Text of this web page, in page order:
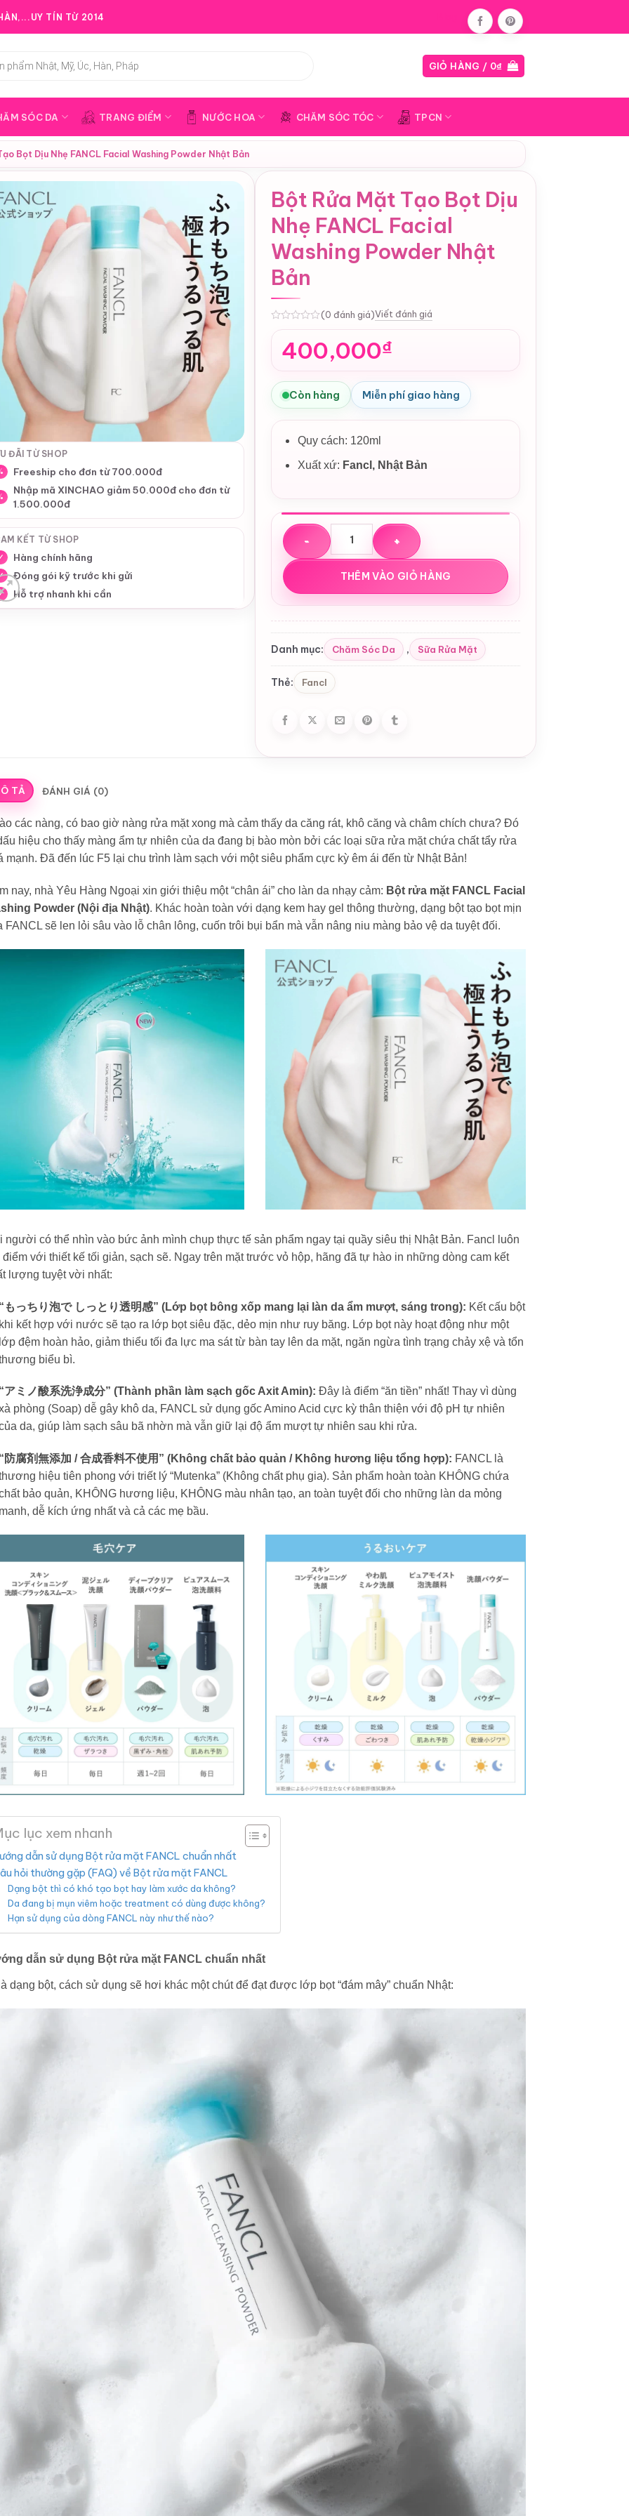
TÍN TỪ 2014
GIỎ HÀNG / 0₫
SÓC DA TRANG ĐIỂM NƯỚC HOA CHĂM SÓC TÓC TPCN
Bọt Dịu Nhẹ FANCL Facial Washing Powder Nhật Bản
ĐÃI TỪ SHOP
Freeship cho đơn từ 700.000đ
Nhập mã XINCHAO giảm 50.000đ cho đơn từ
1.500.000đ
KẾT TỪ SHOP
Hàng chính hãng
Đóng gói kỹ trước khi gửi
Hỗ trợ nhanh khi cần
Bột Rửa Mặt Tạo Bọt Dịu
Nhẹ FANCL Facial
Washing Powder Nhật
Bản
(0 đánh giá)Viết đánh giá
400,000₫
Còn hàng Miễn phí giao hàng
Quy cách: 120ml
Xuất xứ: Fancl, Nhật Bản
Bột Rửa Mặt Tạo Bọt Dịu Nhẹ FANCL Facial Washing Powder Nhật
THÊM VÀO GIỎ HÀNG
Danh mục: Chăm Sóc Da , Sữa Rửa Mặt
Thẻ: Fancl
TẢ ĐÁNH GIÁ (0)
các nàng, có bao giờ nàng rửa mặt xong mà cảm thấy da căng rát, khô căng và châm chích chưa? Đó
hiệu cho thấy màng ẩm tự nhiên của da đang bị bào mòn bởi các loại sữa rửa mặt chứa chất tẩy rửa
mạnh. Đã đến lúc F5 lại chu trình làm sạch với một siêu phẩm cực kỳ êm ái đến từ Nhật Bản!
nay, nhà Yêu Hàng Ngoại xin giới thiệu một “chân ái” cho làn da nhạy cảm: Bột rửa mặt FANCL Facial
Powder (Nội địa Nhật). Khác hoàn toàn với dạng kem hay gel thông thường, dạng bột tạo bọt mịn
FANCL sẽ len lỏi sâu vào lỗ chân lông, cuốn trôi bụi bẩn mà vẫn nâng niu màng bảo vệ da tuyệt đối.
người có thể nhìn vào bức ảnh mình chụp thực tế sản phẩm ngay tại quầy siêu thị Nhật Bản. Fancl luôn
điểm với thiết kế tối giản, sạch sẽ. Ngay trên mặt trước vỏ hộp, hãng đã tự hào in những dòng cam kết
lượng tuyệt vời nhất:
“もっちり泡で しっとり透明感” (Lớp bọt bông xốp mang lại làn da ẩm mượt, sáng trong): Kết cấu bột
khi kết hợp với nước sẽ tạo ra lớp bọt siêu đặc, dẻo mịn như ruy băng. Lớp bọt này hoạt động như một
lớp đệm hoàn hảo, giảm thiểu tối đa lực ma sát từ bàn tay lên da mặt, ngăn ngừa tình trạng chảy xệ và tổn
biểu bì.
“アミノ酸系洗浄成分” (Thành phần làm sạch gốc Axit Amin): Đây là điểm “ăn tiền” nhất! Thay vì dùng
phòng (Soap) dễ gây khô da, FANCL sử dụng gốc Amino Acid cực kỳ thân thiện với độ pH tự nhiên
da, giúp làm sạch sâu bã nhờn mà vẫn giữ lại độ ẩm mượt tự nhiên sau khi rửa.
“防腐剤無添加 / 合成香料不使用” (Không chất bảo quản / Không hương liệu tổng hợp): FANCL là
hiệu tiên phong với triết lý “Mutenka” (Không chất phụ gia). Sản phẩm hoàn toàn KHÔNG chứa
bảo quản, KHÔNG hương liệu, KHÔNG màu nhân tạo, an toàn tuyệt đối cho những làn da mỏng
manh, dễ kích ứng nhất và cả các mẹ bầu.
lục xem nhanh
dẫn sử dụng Bột rửa mặt FANCL chuẩn nhất
hỏi thường gặp (FAQ) về Bột rửa mặt FANCL
Dạng bột thì có khó tạo bọt hay làm xước da không?
Da đang bị mụn viêm hoặc treatment có dùng được không?
Hạn sử dụng của dòng FANCL này như thế nào?
dẫn sử dụng Bột rửa mặt FANCL chuẩn nhất
dạng bột, cách sử dụng sẽ hơi khác một chút để đạt được lớp bọt “đám mây” chuẩn Nhật: